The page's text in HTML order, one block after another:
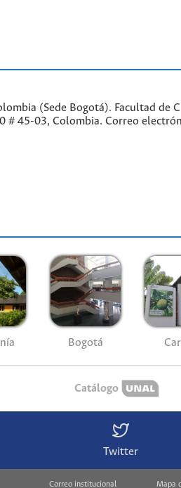
(Sede Bogotá). Facultad de
# 45-03, Colombia. Correo
Bogotá
Catálogo
Twitter
Correo institucional Mapa